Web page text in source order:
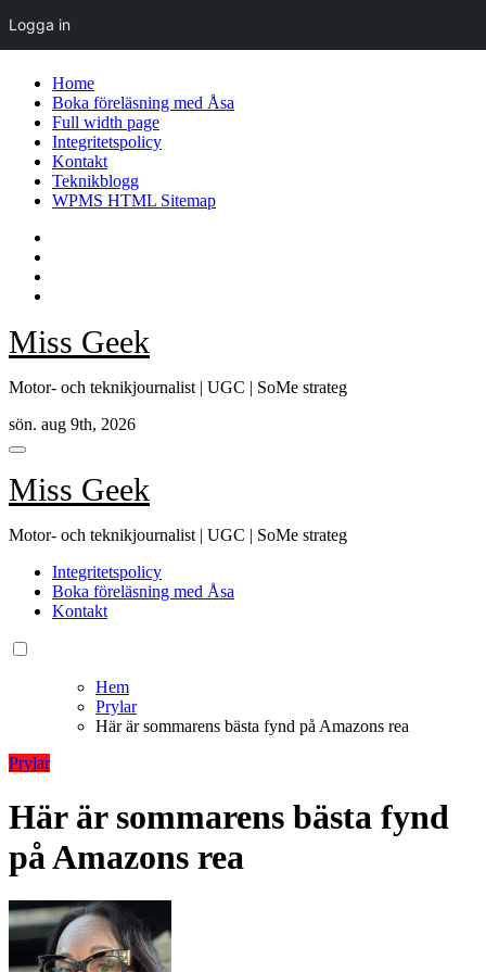
Logga in
Hoppa
innehåll
Home
Boka föreläsning med Åsa
Full width page
Integritetspolicy
Kontakt
Teknikblogg
WPMS HTML Sitemap
Miss Geek
Motor- och teknikjournalist | UGC | SoMe strateg
sön. aug 9th, 2026
Miss Geek
Motor- och teknikjournalist | UGC | SoMe strateg
Integritetspolicy
Boka föreläsning med Åsa
Kontakt
Hem
Prylar
Här är sommarens bästa fynd på Amazons rea
Prylar
Här är sommarens bästa fynd
på Amazons rea